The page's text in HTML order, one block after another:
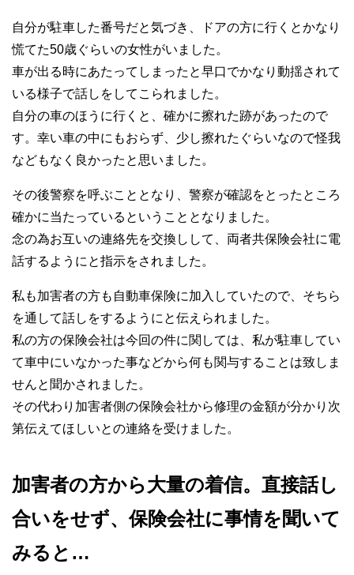
自分が駐車した番号だと気づき、ドアの方に行くとかなり
慌てた50歳ぐらいの女性がいました。
車が出る時にあたってしまったと早口でかなり動揺されて
いる様子で話しをしてこられました。
自分の車のほうに行くと、確かに擦れた跡があったので
す。幸い車の中にもおらず、少し擦れたぐらいなので怪我
などもなく良かったと思いました。
その後警察を呼ぶこととなり、警察が確認をとったところ
確かに当たっているということとなりました。
念の為お互いの連絡先を交換しして、両者共保険会社に電
話するようにと指示をされました。
私も加害者の方も自動車保険に加入していたので、そちら
を通して話しをするようにと伝えられました。
私の方の保険会社は今回の件に関しては、私が駐車してい
て車中にいなかった事などから何も関与することは致しま
せんと聞かされました。
その代わり加害者側の保険会社から修理の金額が分かり次
第伝えてほしいとの連絡を受けました。
加害者の方から大量の着信。直接話し
合いをせず、保険会社に事情を聞いて
みると…